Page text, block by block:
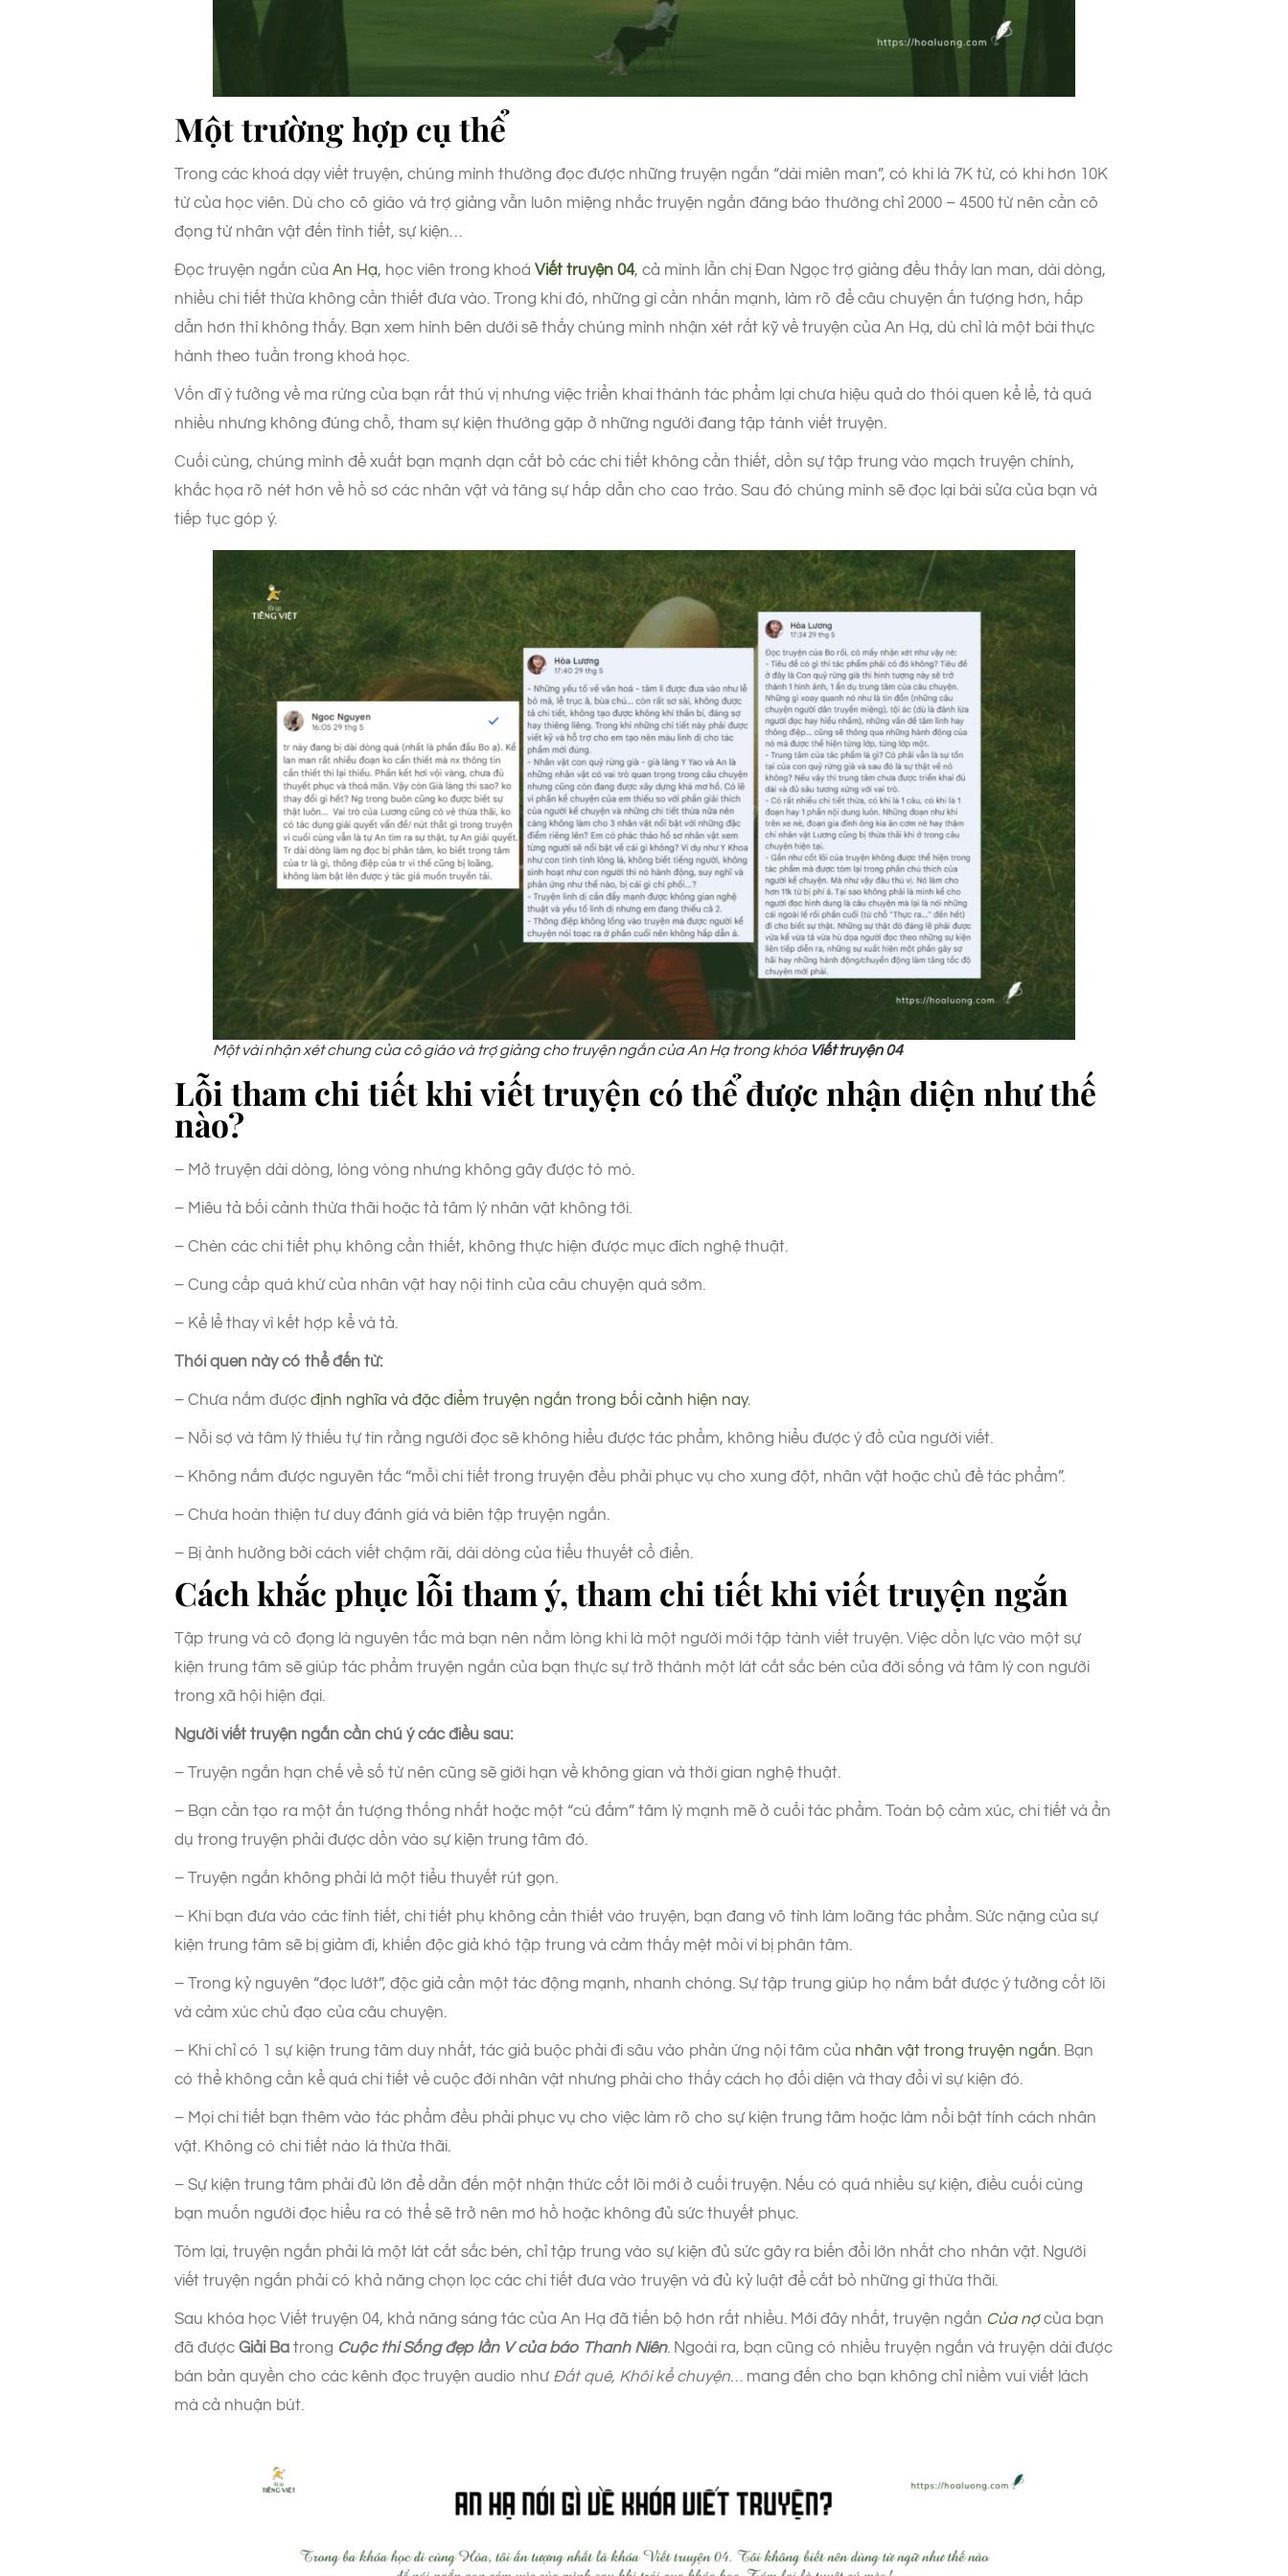
Một trường hợp cụ thể
Trong các khoá dạy viết truyện, chúng mình thường đọc được những truyện ngắn “dài miên man”, có khi là 7K từ, có khi hơn 10K
từ của học viên. Dù cho cô giáo và trợ giảng vẫn luôn miệng nhắc truyện ngắn đăng báo thường chỉ 2000 – 4500 từ nên cần cô
đọng từ nhân vật đến tình tiết, sự kiện…
Đọc truyện ngắn của An Hạ, học viên trong khoá Viết truyện 04, cả mình lẫn chị Đan Ngọc trợ giảng đều thấy lan man, dài dòng,
nhiều chi tiết thừa không cần thiết đưa vào. Trong khi đó, những gì cần nhấn mạnh, làm rõ để câu chuyện ấn tượng hơn, hấp
dẫn hơn thì không thấy. Bạn xem hình bên dưới sẽ thấy chúng mình nhận xét rất kỹ về truyện của An Hạ, dù chỉ là một bài thực
hành theo tuần trong khoá học.
Vốn dĩ ý tưởng về ma rừng của bạn rất thú vị nhưng việc triển khai thành tác phẩm lại chưa hiệu quả do thói quen kể lể, tả quá
nhiều nhưng không đúng chỗ, tham sự kiện thường gặp ở những người đang tập tành viết truyện.
Cuối cùng, chúng mình đề xuất bạn mạnh dạn cắt bỏ các chi tiết không cần thiết, dồn sự tập trung vào mạch truyện chính,
khắc họa rõ nét hơn về hồ sơ các nhân vật và tăng sự hấp dẫn cho cao trào. Sau đó chúng mình sẽ đọc lại bài sửa của bạn và
tiếp tục góp ý.
Một vài nhận xét chung của cô giáo và trợ giảng cho truyện ngắn của An Hạ trong khóa Viết truyện 04
Lỗi tham chi tiết khi viết truyện có thể được nhận diện như thế
nào?
– Mở truyện dài dòng, lòng vòng nhưng không gây được tò mò.
– Miêu tả bối cảnh thừa thãi hoặc tả tâm lý nhân vật không tới.
– Chèn các chi tiết phụ không cần thiết, không thực hiện được mục đích nghệ thuật.
– Cung cấp quá khứ của nhân vật hay nội tình của câu chuyện quá sớm.
– Kể lể thay vì kết hợp kể và tả.
Thói quen này có thể đến từ:
– Chưa nắm được định nghĩa và đặc điểm truyện ngắn trong bối cảnh hiện nay.
– Nỗi sợ và tâm lý thiếu tự tin rằng người đọc sẽ không hiểu được tác phẩm, không hiểu được ý đồ của người viết.
– Không nắm được nguyên tắc “mỗi chi tiết trong truyện đều phải phục vụ cho xung đột, nhân vật hoặc chủ đề tác phẩm”.
– Chưa hoàn thiện tư duy đánh giá và biên tập truyện ngắn.
– Bị ảnh hưởng bởi cách viết chậm rãi, dài dòng của tiểu thuyết cổ điển.
Cách khắc phục lỗi tham ý, tham chi tiết khi viết truyện ngắn
Tập trung và cô đọng là nguyên tắc mà bạn nên nằm lòng khi là một người mới tập tành viết truyện. Việc dồn lực vào một sự
kiện trung tâm sẽ giúp tác phẩm truyện ngắn của bạn thực sự trở thành một lát cắt sắc bén của đời sống và tâm lý con người
trong xã hội hiện đại.
Người viết truyện ngắn cần chú ý các điều sau:
– Truyện ngắn hạn chế về số từ nên cũng sẽ giới hạn về không gian và thời gian nghệ thuật.
– Bạn cần tạo ra một ấn tượng thống nhất hoặc một “cú đấm” tâm lý mạnh mẽ ở cuối tác phẩm. Toàn bộ cảm xúc, chi tiết và ẩn
dụ trong truyện phải được dồn vào sự kiện trung tâm đó.
– Truyện ngắn không phải là một tiểu thuyết rút gọn.
– Khi bạn đưa vào các tình tiết, chi tiết phụ không cần thiết vào truyện, bạn đang vô tình làm loãng tác phẩm. Sức nặng của sự
kiện trung tâm sẽ bị giảm đi, khiến độc giả khó tập trung và cảm thấy mệt mỏi vì bị phân tâm.
– Trong kỷ nguyên “đọc lướt”, độc giả cần một tác động mạnh, nhanh chóng. Sự tập trung giúp họ nắm bắt được ý tưởng cốt lõi
và cảm xúc chủ đạo của câu chuyện.
– Khi chỉ có 1 sự kiện trung tâm duy nhất, tác giả buộc phải đi sâu vào phản ứng nội tâm của nhân vật trong truyện ngắn. Bạn
có thể không cần kể quá chi tiết về cuộc đời nhân vật nhưng phải cho thấy cách họ đối diện và thay đổi vì sự kiện đó.
– Mọi chi tiết bạn thêm vào tác phẩm đều phải phục vụ cho việc làm rõ cho sự kiện trung tâm hoặc làm nổi bật tính cách nhân
vật. Không có chi tiết nào là thừa thãi.
– Sự kiện trung tâm phải đủ lớn để dẫn đến một nhận thức cốt lõi mới ở cuối truyện. Nếu có quá nhiều sự kiện, điều cuối cùng
bạn muốn người đọc hiểu ra có thể sẽ trở nên mơ hồ hoặc không đủ sức thuyết phục.
Tóm lại, truyện ngắn phải là một lát cắt sắc bén, chỉ tập trung vào sự kiện đủ sức gây ra biến đổi lớn nhất cho nhân vật. Người
viết truyện ngắn phải có khả năng chọn lọc các chi tiết đưa vào truyện và đủ kỷ luật để cắt bỏ những gì thừa thãi.
Sau khóa học Viết truyện 04, khả năng sáng tác của An Hạ đã tiến bộ hơn rất nhiều. Mới đây nhất, truyện ngắn Của nợcủa bạn
đã được Giải Ba trong Cuộc thi Sống đẹp lần V của báo Thanh Niên. Ngoài ra, bạn cũng có nhiều truyện ngắn và truyện dài được
bán bản quyền cho các kênh đọc truyện audio như Đất quê, Khôi kể chuyện… mang đến cho bạn không chỉ niềm vui viết lách
mà cả nhuận bút.